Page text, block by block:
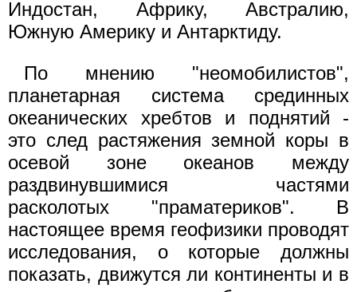
Индостан, Африку, Австралию,
Южную Америку и Антарктиду.
По мнению "неомобилистов",
планетарная система срединных
океанических хребтов и поднятий -
это след растяжения земной коры в
осевой зоне океанов между
раздвинувшимися частями
расколотых "праматериков". В
настоящее время геофизики проводят
исследования, o которые должны
показать, движутся ли континенты и в